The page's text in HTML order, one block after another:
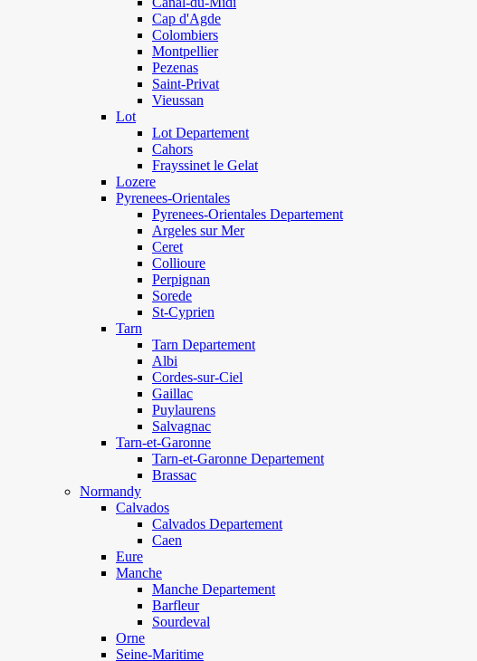
Cap d'Agde
Colombiers
Montpellier
Pezenas
Saint-Privat
Vieussan
Lot
Lot Departement
Cahors
Frayssinet le Gelat
Lozere
Pyrenees-Orientales
Pyrenees-Orientales Departement
Argeles sur Mer
Ceret
Collioure
Perpignan
Sorede
St-Cyprien
Tarn
Tarn Departement
Albi
Cordes-sur-Ciel
Gaillac
Puylaurens
Salvagnac
Tarn-et-Garonne
Tarn-et-Garonne Departement
Brassac
Normandy
Calvados
Calvados Departement
Caen
Eure
Manche
Manche Departement
Barfleur
Sourdeval
Orne
Seine-Maritime